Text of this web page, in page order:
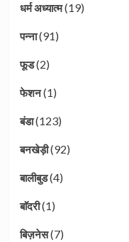
धर्म अध्यात्म(19)
पन्ना(91)
फूड(2)
फेशन(1)
बंडा(123)
बनखेड़ी(92)
बालीबुड(4)
बाॅदरी(1)
बिज़नेस(7)